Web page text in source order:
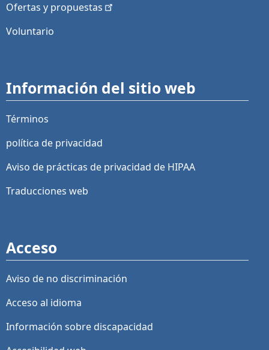
Ofertas y propuestas
Voluntario
Información del sitio web
Términos
política de privacidad
Aviso de prácticas de privacidad de HIPAA
Traducciones web
Acceso
Aviso de no discriminación
Acceso al idioma
Información sobre discapacidad